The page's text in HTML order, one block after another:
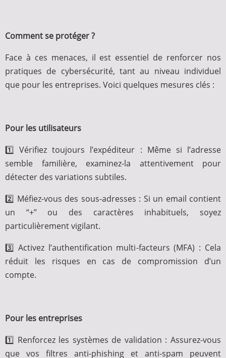
Comment se protéger ?
Face à ces menaces, il est essentiel de renforcer nos
pratiques de cybersécurité, tant au niveau individuel
que pour les entreprises. Voici quelques mesures clés :
Pour les utilisateurs
1️⃣ Vérifiez toujours l’expéditeur : Même si l’adresse
semble familière, examinez-la attentivement pour
détecter des variations subtiles.
2️⃣ Méfiez-vous des sous-adresses : Si un email contient
un “+” ou des caractères inhabituels, soyez
particulièrement vigilant.
3️⃣ Activez l’authentification multi-facteurs (MFA) : Cela
réduit les risques en cas de compromission d’un
compte.
Pour les entreprises
1️⃣ Renforcez les systèmes de validation : Assurez-vous
que vos filtres anti-phishing et anti-spam peuvent